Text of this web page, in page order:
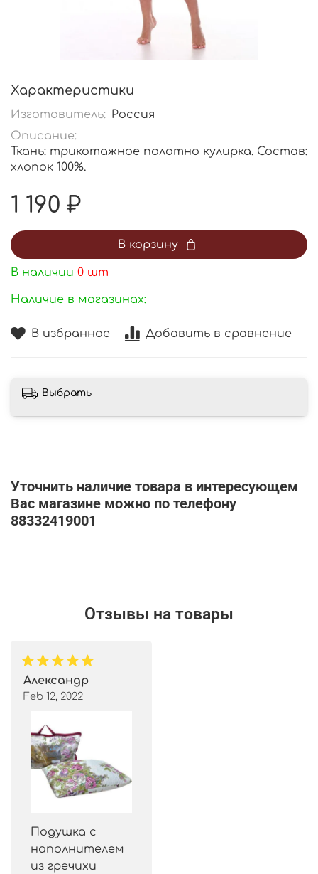
В избранное Добавить в сравнение
Характеристики
Изготовитель: Россия
Описание:
Ткань: трикотажное полотно кулирка. Состав:
хлопок 100%.
1 190 ₽
В корзину
В наличии 0 шт
Наличие в магазинах:
Выбрать
Уточнить наличие товара в интересующем
Вас магазине можно по телефону
88332419001
Отзывы на товары
Александр
Feb 12, 2022
Подушка с
наполнителем
из гречихи